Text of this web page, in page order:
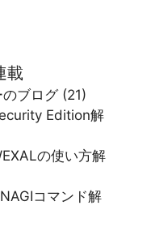
載
ブログ(21)
Edition解
の使い方解
コマンド解